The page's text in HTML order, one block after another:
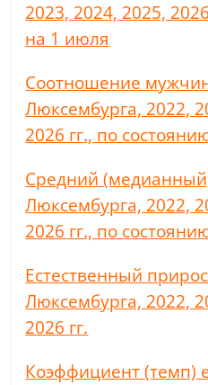
2023, 2024, 2025,
на 1 июля
Соотношение
Люксембурга, 2022,
2026 гг., по
Средний
Люксембурга, 2022,
2026 гг., по
Естественный
Люксембурга, 2022,
2026 гг.
Коэффициент (темп)